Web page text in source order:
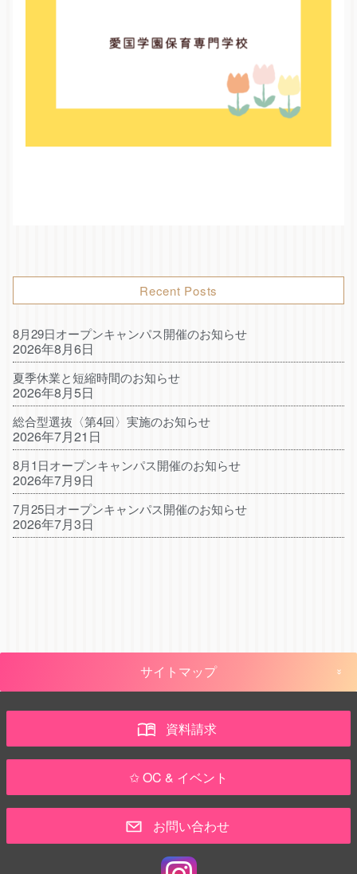
Recent Posts
8月29日オープンキャンパス開催のお知らせ
2026年8月6日
夏季休業と短縮時間のお知らせ
2026年8月5日
総合型選抜〈第4回〉実施のお知らせ
2026年7月21日
8月1日オープンキャンパス開催のお知らせ
2026年7月9日
7月25日オープンキャンパス開催のお知らせ
2026年7月3日
サイトマップ
資料請求
✩ OC & イベント
お問い合わせ